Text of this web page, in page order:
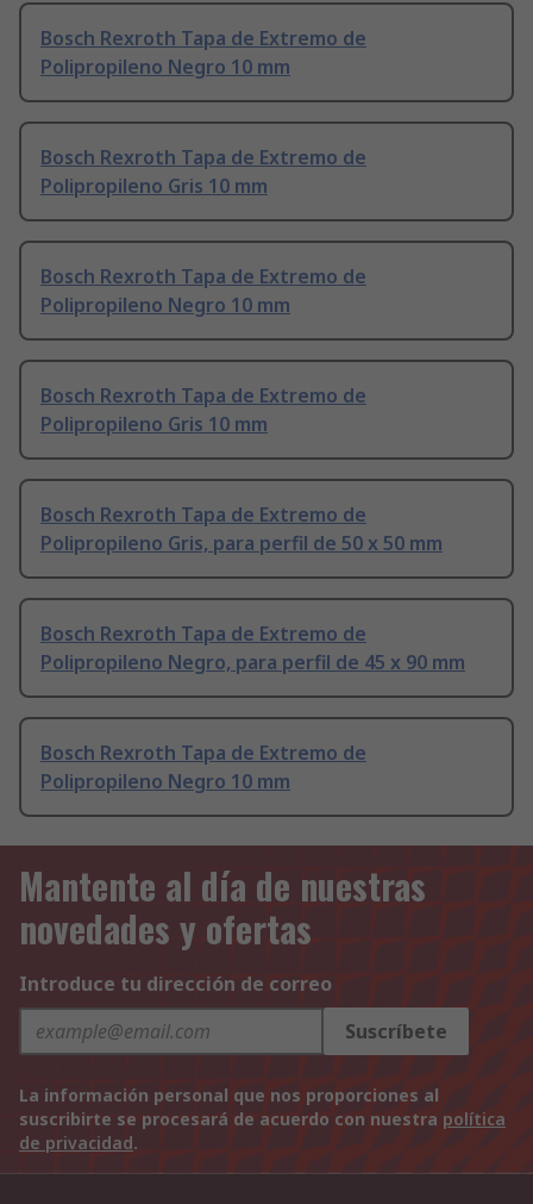
Bosch Rexroth Tapa de Extremo de
Polipropileno Negro 10 mm
Bosch Rexroth Tapa de Extremo de
Polipropileno Gris 10 mm
Bosch Rexroth Tapa de Extremo de
Polipropileno Negro 10 mm
Bosch Rexroth Tapa de Extremo de
Polipropileno Gris 10 mm
Bosch Rexroth Tapa de Extremo de
Polipropileno Gris, para perfil de 50 x 50 mm
Bosch Rexroth Tapa de Extremo de
Polipropileno Negro, para perfil de 45 x 90 mm
Bosch Rexroth Tapa de Extremo de
Polipropileno Negro 10 mm
Mantente al día de nuestras
novedades y ofertas
Introduce tu dirección de correo
Suscríbete
La información personal que nos proporciones al
suscribirte se procesará de acuerdo con nuestra política
de privacidad.